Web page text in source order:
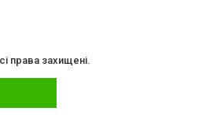
права захищені.